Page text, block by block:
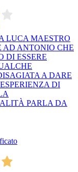
LUCA MAESTRO
AD ANTONIO CHE
DI ESSERE
A DARE
DI
PARLA DA